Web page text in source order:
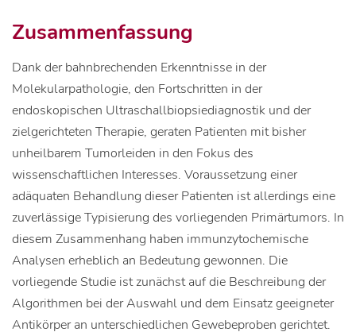
Zusammenfassung
Dank der bahnbrechenden Erkenntnisse in der
Molekularpathologie, den Fortschritten in der
endoskopischen Ultraschallbiopsiediagnostik und der
zielgerichteten Therapie, geraten Patienten mit bisher
unheilbarem Tumorleiden in den Fokus des
wissenschaftlichen Interesses. Voraussetzung einer
adäquaten Behandlung dieser Patienten ist allerdings eine
zuverlässige Typisierung des vorliegenden Primärtumors. In
diesem Zusammenhang haben immunzytochemische
Analysen erheblich an Bedeutung gewonnen. Die
vorliegende Studie ist zunächst auf die Beschreibung der
Algorithmen bei der Auswahl und dem Einsatz geeigneter
Antikörper an unterschiedlichen Gewebeproben gerichtet.